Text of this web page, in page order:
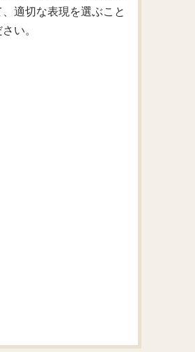
適切な表現を選ぶこと
い。